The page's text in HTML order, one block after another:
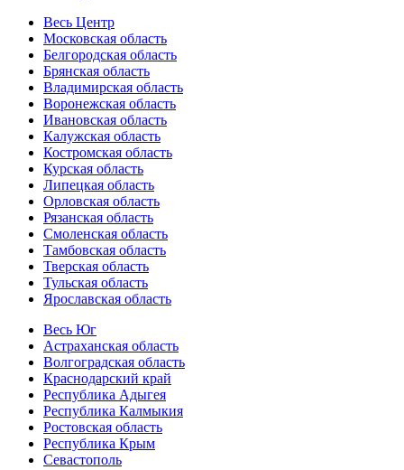
Весь Центр
Московская область
Белгородская область
Брянская область
Владимирская область
Воронежская область
Ивановская область
Калужская область
Костромская область
Курская область
Липецкая область
Орловская область
Рязанская область
Смоленская область
Тамбовская область
Тверская область
Тульская область
Ярославская область
Весь Юг
Астраханская область
Волгоградская область
Краснодарский край
Республика Адыгея
Республика Калмыкия
Ростовская область
Республика Крым
Севастополь